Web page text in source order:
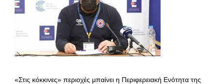
«Στις κόκκινες» περιοχές μπαίνει η Περιφερειακή Ενότητα της